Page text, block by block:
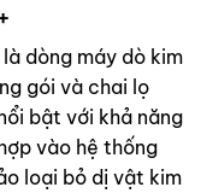
là dòng máy dò kim
gói và chai lọ
bật với khả năng
vào hệ thống
loại bỏ dị vật kim